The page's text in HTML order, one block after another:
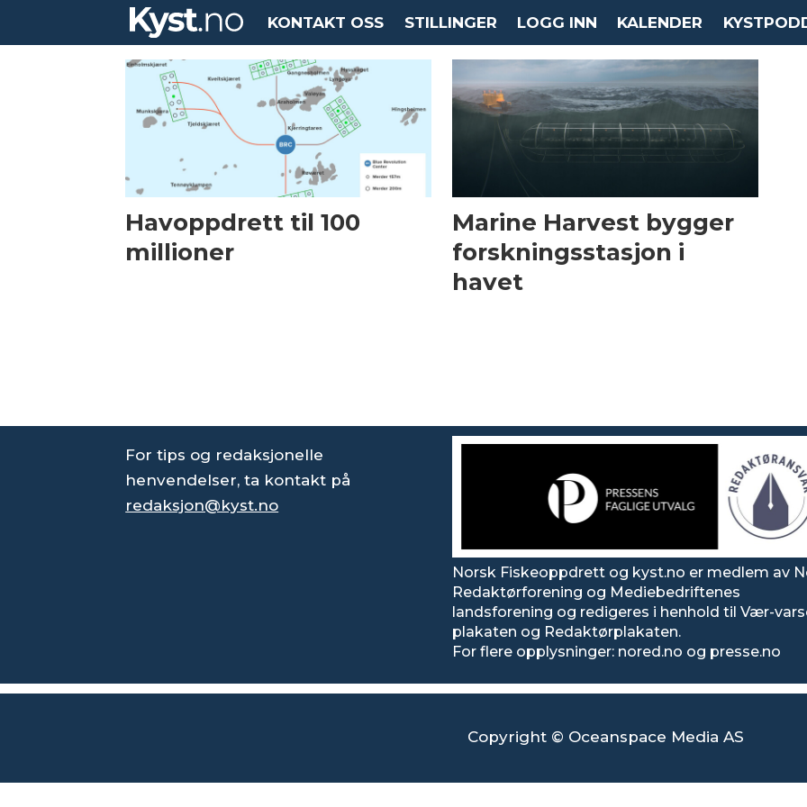
KONTAKT OSS STILLINGER LOGG INN KALENDER
Havoppdrett til 100
millioner
Marine Harvest bygger
forskningsstasjon i
havet
For tips og redaksjonelle
henvendelser, ta kontakt på
redaksjon@kyst.no
Norsk Fiskeoppdrett og kyst.no er medlem av
Redaktørforening og Mediebedriftenes
landsforening og redigeres i henhold til Vær-
plakaten og Redaktørplakaten.
For flere opplysninger: nored.no og presse.no
Copyright © Oceanspace Media AS